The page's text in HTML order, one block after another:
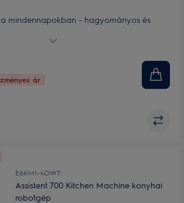
mindennapokban - hagyományos és
500 W-os motorral
használható tartozékok. Ideális kis hely
ár
E6KM1-4OWT
Assistent 700 Kitchen Machine konyhai
robotgép